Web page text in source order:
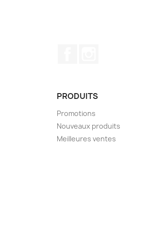
PRODUITS
Promotions
Nouveaux produits
Meilleures ventes